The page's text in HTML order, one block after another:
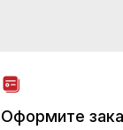
Оформите